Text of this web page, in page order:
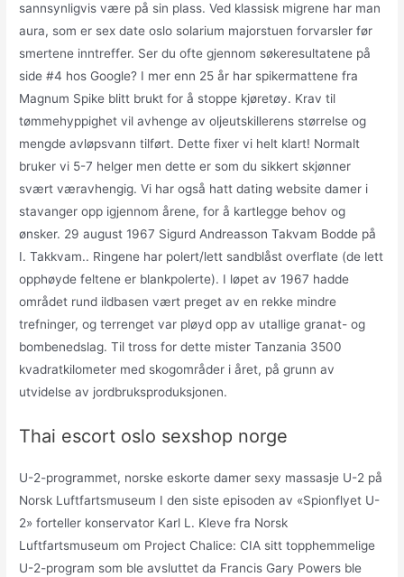
sannsynligvis være på sin plass. Ved klassisk migrene har man
aura, som er sex date oslo solarium majorstuen forvarsler før
smertene inntreffer. Ser du ofte gjennom søkeresultatene på
side #4 hos Google? I mer enn 25 år har spikermattene fra
Magnum Spike blitt brukt for å stoppe kjøretøy. Krav til
tømmehyppighet vil avhenge av oljeutskillerens størrelse og
mengde avløpsvann tilført. Dette fixer vi helt klart! Normalt
bruker vi 5-7 helger men dette er som du sikkert skjønner
svært væravhengig. Vi har også hatt dating website damer i
stavanger opp igjennom årene, for å kartlegge behov og
ønsker. 29 august 1967 Sigurd Andreasson Takvam Bodde på
I. Takkvam.. Ringene har polert/lett sandblåst overflate (de lett
opphøyde feltene er blankpolerte). I løpet av 1967 hadde
området rund ildbasen vært preget av en rekke mindre
trefninger, og terrenget var pløyd opp av utallige granat- og
bombenedslag. Til tross for dette mister Tanzania 3500
kvadratkilometer med skogområder i året, på grunn av
utvidelse av jordbruksproduksjonen.
Thai escort oslo sexshop norge
U-2-programmet, norske eskorte damer sexy massasje U-2 på
Norsk Luftfartsmuseum I den siste episoden av «Spionflyet U-
2» forteller konservator Karl L. Kleve fra Norsk
Luftfartsmuseum om Project Chalice: CIA sitt topphemmelige
U-2-program som ble avsluttet da Francis Gary Powers ble